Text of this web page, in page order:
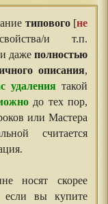
типового[не
и т.п.
даже полностью
описания,
удалениятакой
до тех пор,
или Мастера
считается
носят скорее
если вы купите